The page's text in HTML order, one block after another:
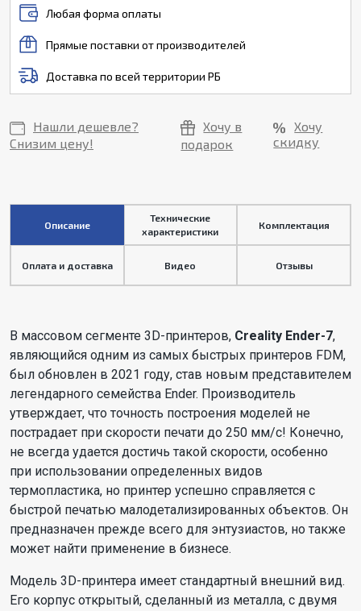
Любая форма оплаты
Прямые поставки от производителей
Доставка по всей территории РБ
Нашли дешевле?
Снизим цену!
Хочу в
подарок
Хочу
скидку
Описание
Технические
характеристики
Комплектация
Оплата и доставка Видео Отзывы
В массовом сегменте 3D-принтеров, Creality Ender-7,
являющийся одним из самых быстрых принтеров FDM,
был обновлен в 2021 году, став новым представителем
легендарного семейства Ender. Производитель
утверждает, что точность построения моделей не
пострадает при скорости печати до 250 мм/с! Конечно,
не всегда удается достичь такой скорости, особенно
при использовании определенных видов
термопластика, но принтер успешно справляется с
быстрой печатью малодетализированных объектов. Он
предназначен прежде всего для энтузиастов, но также
может найти применение в бизнесе.
Модель 3D-принтера имеет стандартный внешний вид.
Его корпус открытый, сделанный из металла, с двумя